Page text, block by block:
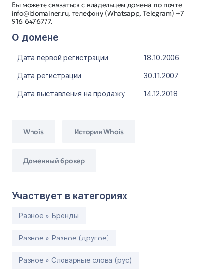
Вы можете связаться с владельцем домена по почте
info@idomainer.ru, телефону (Whatsapp, Telegram) +7
916 6476777.
О домене
Дата первой регистрации
18.10.2006
Дата регистрации
30.11.2007
Дата выставления на продажу
14.12.2018
Whois История Whois
Доменный брокер
Участвует в категориях
Разное » Бренды
Разное » Разное (другое)
Разное » Словарные слова (рус)